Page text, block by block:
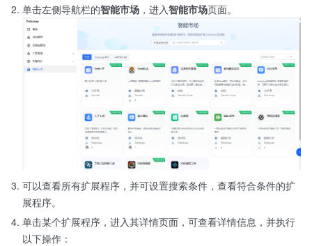
单击左侧导航栏的智能市场 ，进入智能市场页面。
可以查看所有扩展程序，并可设置搜索条件，查看符合条件的扩
展程序。
单击某个扩展程序，进入其详情页面，可查看详情信息，并执行
以下操作：